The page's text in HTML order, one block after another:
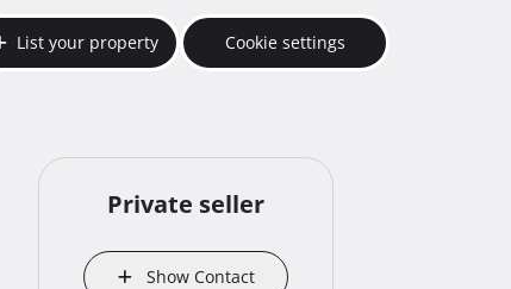
List your property Cookie settings
Private seller
Show Contact